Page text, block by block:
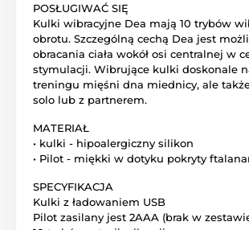
POSŁUGIWAĆ SIĘ
Kulki wibracyjne Dea mają 10 trybów
obrotu. Szczególną cechą Dea jest
obracania ciała wokół osi centralnej w
stymulacji. Wibrujące kulki doskonale
treningu mięśni dna miednicy, ale
solo lub z partnerem.
MATERIAŁ
• kulki - hipoalergiczny silikon
• Pilot - miękki w dotyku pokryty
SPECYFIKACJA
Kulki z ładowaniem USB
Pilot zasilany jest 2AAA (brak w